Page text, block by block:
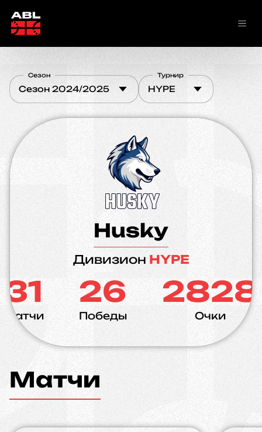
Сезон 2024/2025
Сезон
HYPE
Турнир
Husky
Дивизион HYPE
31
Матчи
26
Победы
2828
Очки
Матчи